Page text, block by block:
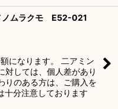
ノムラクモ E52-021
になります。 二アミン
対しては、個人差があり
りのある方は、ご購入を
分注意しております